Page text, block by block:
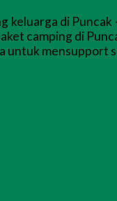
di
camping di
untuk mensupport